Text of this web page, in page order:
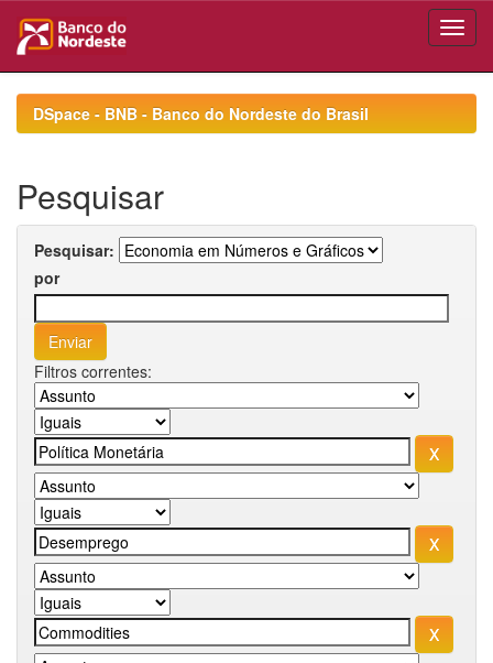
navigationDSpace - BNB - Banco do Nordeste do Brasil
Pesquisar
Pesquisar:
por
Filtros correntes: